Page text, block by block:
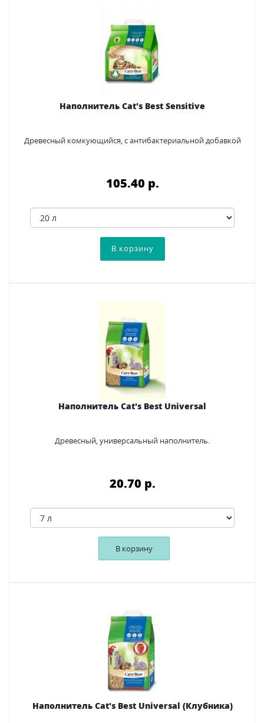
Наполнитель Cat's Best Sensitive
Древесный комкующийся, с антибактериальной добавкой
105.40 p.
Наполнитель Cat's Best Universal
Древесный, универсальный наполнитель.
20.70 p.
В корзину
Наполнитель Cat's Best Universal (Клубника)